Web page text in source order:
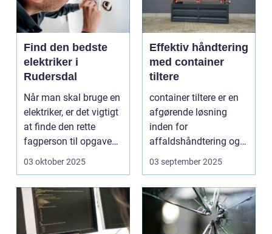
Find den bedste
elektriker i
Rudersdal
Når man skal bruge en
elektriker, er det vigtigt
at finde den rette
fagperson til opgaven.
Is&...
03 oktober 2025
Effektiv håndtering
med container
tiltere
container tiltere er en
afgørende løsning
inden for
affaldshåndtering og
genanve...
03 september 2025